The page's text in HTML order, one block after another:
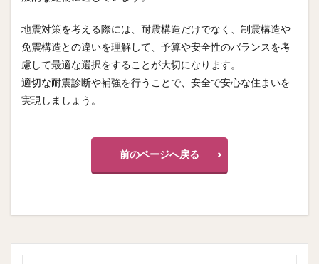
地震対策を考える際には、耐震構造だけでなく、制震構造や
免震構造との違いを理解して、予算や安全性のバランスを考
慮して最適な選択をすることが大切になります。
適切な耐震診断や補強を行うことで、安全で安心な住まいを
実現しましょう。
前のページへ戻る